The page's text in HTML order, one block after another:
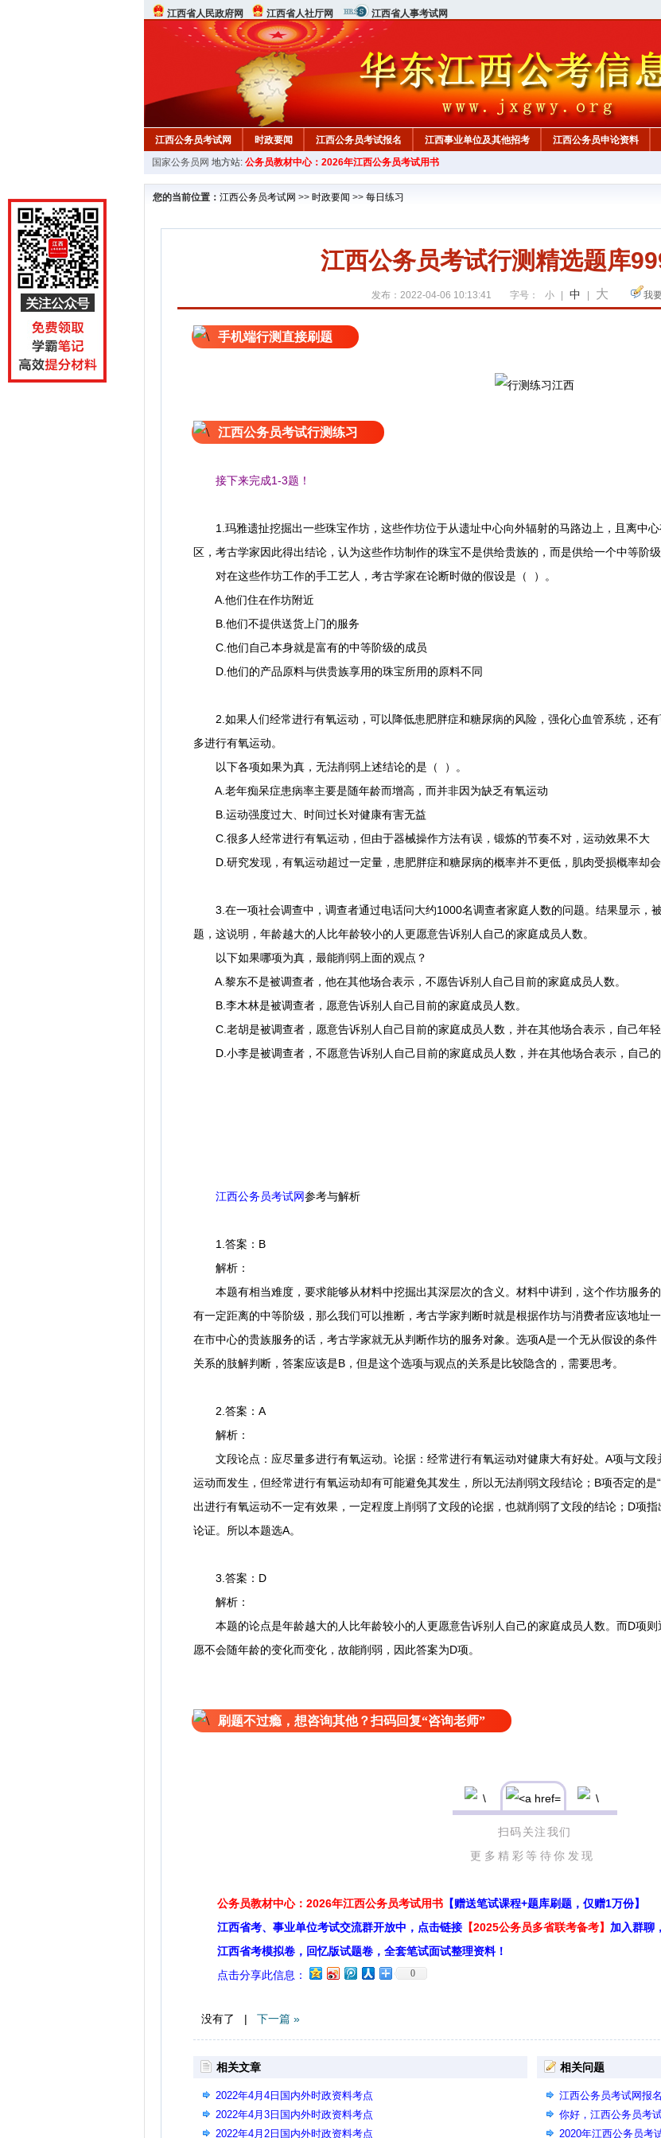
江西省人民政府网 江西省人社厅网 江西省人事考试网
江西公务员考试网 时政要闻 江西公务员考试报名 江西事业单位及其他招考 江西公务员申论资料
行测真题 在线咨询 教材中心
国家公务员网 地方站: 公务员教材中心：2026年江西公务员考试用书
您的当前位置： 江西公务员考试网 >> 时政要闻 >> 每日练习
江西公务员考试行测精选题库
发布：2022-04-06 10:13:41 字号： 小 中 大 我
手机端行测直接刷题
江西公务员考试行测练习
接下来完成1-3题！
1.玛雅遗扯挖掘出一些珠宝作坊，这些作坊位于从遗址中心向外辐射的马路边上，且离中
区，考古学家因此得出结论，认为这些作坊制作的珠宝不是供给贵族的，而是供给一个中等阶
对在这些作坊工作的手工艺人，考古学家在论断时做的假设是（ ）。
A.他们住在作坊附近
B.他们不提供送货上门的服务
C.他们自己本身就是富有的中等阶级的成员
D.他们的产品原料与供贵族享用的珠宝所用的原料不同
2.如果人们经常进行有氧运动，可以降低患肥胖症和糖尿病的风险，强化心血管系统，还
多进行有氧运动。
以下各项如果为真，无法削弱上述结论的是（ ）。
A.老年痴呆症患病率主要是随年龄而增高，而并非因为缺乏有氧运动
B.运动强度过大、时间过长对健康有害无益
C.很多人经常进行有氧运动，但由于器械操作方法有误，锻炼的节奏不对，运动效果不大
D.研究发现，有氧运动超过一定量，患肥胖症和糖尿病的概率并不更低，肌肉受损概率却
3.在一项社会调查中，调查者通过电话问大约1000名调查者家庭人数的问题。结果显示，
题，这说明，年龄越大的人比年龄较小的人更愿意告诉别人自己的家庭成员人数。
以下如果哪项为真，最能削弱上面的观点？
A.黎东不是被调查者，他在其他场合表示，不愿告诉别人自己目前的家庭成员人数。
B.李木林是被调查者，愿意告诉别人自己目前的家庭成员人数。
C.老胡是被调查者，愿意告诉别人自己目前的家庭成员人数，并在其他场合表示，自己年轻
D.小李是被调查者，不愿意告诉别人自己目前的家庭成员人数，并在其他场合表示，自己的
江西公务员考试网参考与解析
1.答案：B
解析：
本题有相当难度，要求能够从材料中挖掘出其深层次的含义。材料中讲到，这个作坊服务
有一定距离的中等阶级，那么我们可以推断，考古学家判断时就是根据作坊与消费者应该地址
在市中心的贵族服务的话，考古学家就无从判断作坊的服务对象。选项A是一个无从假设的条
关系的肢解判断，答案应该是B，但是这个选项与观点的关系是比较隐含的，需要思考。
2.答案：A
解析：
文段论点：应尽量多进行有氧运动。论据：经常进行有氧运动对健康大有好处。A项与文
运动而发生，但经常进行有氧运动却有可能避免其发生，所以无法削弱文段结论；B项否定的
出进行有氧运动不一定有效果，一定程度上削弱了文段的论据，也就削弱了文段的结论；D项
论证。所以本题选A。
3.答案：D
解析：
本题的论点是年龄越大的人比年龄较小的人更愿意告诉别人自己的家庭成员人数。而D项则
愿不会随年龄的变化而变化，故能削弱，因此答案为D项。
刷题不过瘾，想咨询其他？扫码回复“咨询老师”
扫码关注我们
更多精彩等待你发现
公务员教材中心：2026年江西公务员考试用书 【赠送笔试课程+题库刷题，仅赠1万份】
江西省考、事业单位考试交流群开放中，点击链接 【2025公务员多省联考备考】 加入群聊
江西省考模拟卷，回忆版试题卷，全套笔试面试整理资料！
点击分享此信息：
0
没有了 | 下一篇 »
相关文章
2022年4月4日国内外时政资料考点
2022年4月3日国内外时政资料考点
2022年4月2日国内外时政资料考点
相关问题
江西公务员考试网报
入口相同页面
你好，江西公务员考
2020年江西公务员考